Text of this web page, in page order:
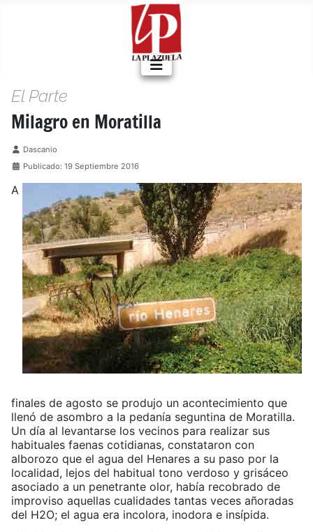
El Parte
Milagro en Moratilla
Detalles
Dascanio
Publicado: 19 Septiembre 2016
A
finales de agosto se produjo un acontecimiento que
llenó de asombro a la pedanía seguntina de Moratilla.
Un día al levantarse los vecinos para realizar sus
habituales faenas cotidianas, constataron con
alborozo que el agua del Henares a su paso por la
localidad, lejos del habitual tono verdoso y grisáceo
asociado a un penetrante olor, había recobrado de
improviso aquellas cualidades tantas veces añoradas
del H2O; el agua era incolora, inodora e insípida.